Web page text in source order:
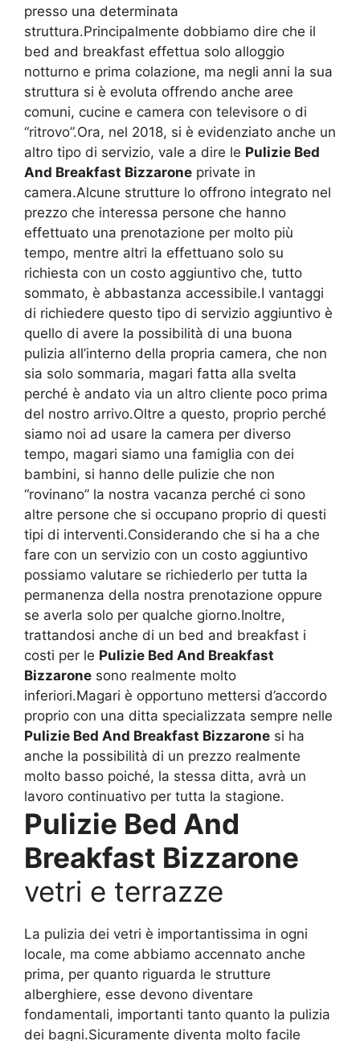
presso una determinata
struttura.Principalmente dobbiamo dire che il
bed and breakfast effettua solo alloggio
notturno e prima colazione, ma negli anni la sua
struttura si è evoluta offrendo anche aree
comuni, cucine e camera con televisore o di
“ritrovo”.Ora, nel 2018, si è evidenziato anche un
altro tipo di servizio, vale a dire le Pulizie Bed
And Breakfast Bizzarone private in
camera.Alcune strutture lo offrono integrato nel
prezzo che interessa persone che hanno
effettuato una prenotazione per molto più
tempo, mentre altri la effettuano solo su
richiesta con un costo aggiuntivo che, tutto
sommato, è abbastanza accessibile.I vantaggi
di richiedere questo tipo di servizio aggiuntivo è
quello di avere la possibilità di una buona
pulizia all’interno della propria camera, che non
sia solo sommaria, magari fatta alla svelta
perché è andato via un altro cliente poco prima
del nostro arrivo.Oltre a questo, proprio perché
siamo noi ad usare la camera per diverso
tempo, magari siamo una famiglia con dei
bambini, si hanno delle pulizie che non
“rovinano” la nostra vacanza perché ci sono
altre persone che si occupano proprio di questi
tipi di interventi.Considerando che si ha a che
fare con un servizio con un costo aggiuntivo
possiamo valutare se richiederlo per tutta la
permanenza della nostra prenotazione oppure
se averla solo per qualche giorno.Inoltre,
trattandosi anche di un bed and breakfast i
costi per le Pulizie Bed And Breakfast
Bizzarone sono realmente molto
inferiori.Magari è opportuno mettersi d’accordo
proprio con una ditta specializzata sempre nelle
Pulizie Bed And Breakfast Bizzarone si ha
anche la possibilità di un prezzo realmente
molto basso poiché, la stessa ditta, avrà un
lavoro continuativo per tutta la stagione.
Pulizie Bed And
Breakfast Bizzarone
vetri e terrazze
La pulizia dei vetri è importantissima in ogni
locale, ma come abbiamo accennato anche
prima, per quanto riguarda le strutture
alberghiere, esse devono diventare
fondamentali, importanti tanto quanto la pulizia
dei bagni.Sicuramente diventa molto facile